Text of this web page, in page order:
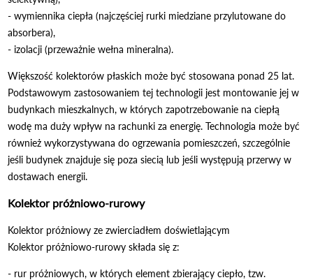
- wymiennika ciepła (najczęściej rurki miedziane przylutowane do
absorbera),
- izolacji (przeważnie wełna mineralna).
Większość kolektorów płaskich może być stosowana ponad 25 lat.
Podstawowym zastosowaniem tej technologii jest montowanie jej w
budynkach mieszkalnych, w których zapotrzebowanie na ciepłą
wodę ma duży wpływ na rachunki za energię. Technologia może być
również wykorzystywana do ogrzewania pomieszczeń, szczególnie
jeśli budynek znajduje się poza siecią lub jeśli występują przerwy w
dostawach energii.
Kolektor próżniowo-rurowy
Kolektor próżniowy ze zwierciadłem doświetlającym
Kolektor próżniowo-rurowy składa się z:
- rur próżniowych, w których element zbierający ciepło, tzw.